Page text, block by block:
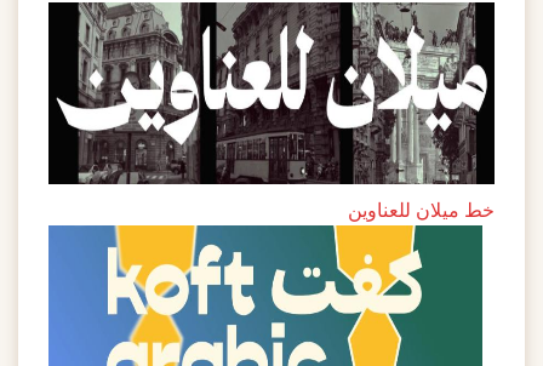
خط ميلان للعناوين